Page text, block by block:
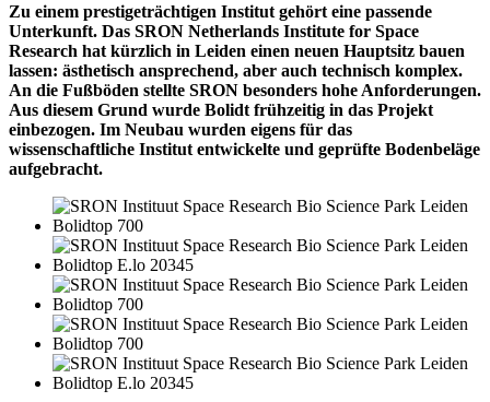
Zu einem prestigeträchtigen Institut gehört eine passende
Unterkunft. Das SRON Netherlands Institute for Space
Research hat kürzlich in Leiden einen neuen Hauptsitz bauen
lassen: ästhetisch ansprechend, aber auch technisch komplex.
An die Fußböden stellte SRON besonders hohe Anforderungen.
Aus diesem Grund wurde Bolidt frühzeitig in das Projekt
einbezogen. Im Neubau wurden eigens für das
wissenschaftliche Institut entwickelte und geprüfte Bodenbeläge
aufgebracht.